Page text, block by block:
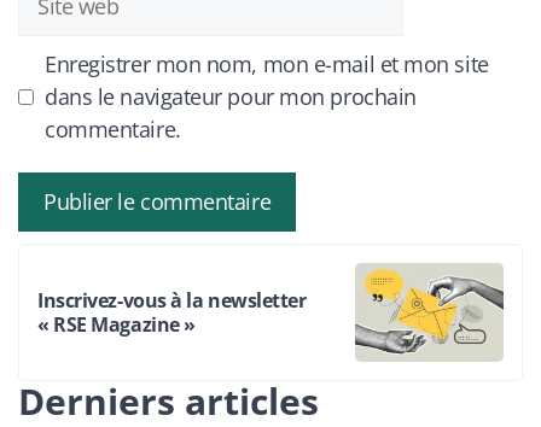
web
Enregistrer mon nom, mon e-mail et mon site
dans le navigateur pour mon prochain
commentaire.
Inscrivez-vous à la newsletter
« RSE Magazine »
Derniers articles